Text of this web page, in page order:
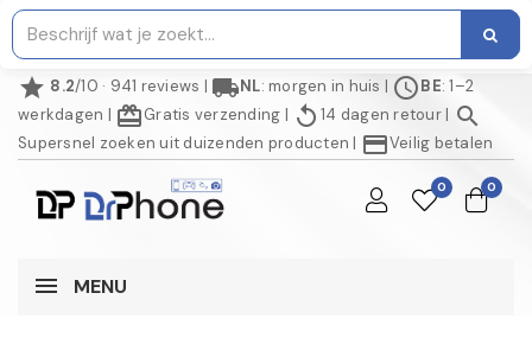
star 8.2/10 · 941 reviews | local_shippingNL: morgen in huis | scheduleBE: 1–2
werkdagen | redeemGratis verzending | replay 14 dagen retour| search
Supersnel zoeken uit duizenden producten | credit_cardVeilig betalen
0 0
MENU